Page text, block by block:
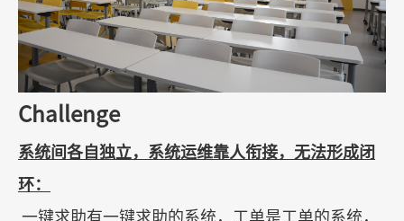
Challenge
系统间各自独立，系统运维靠人衔接，无法形成闭
环：
一键求助有一键求助的系统，工单是工单的系统，